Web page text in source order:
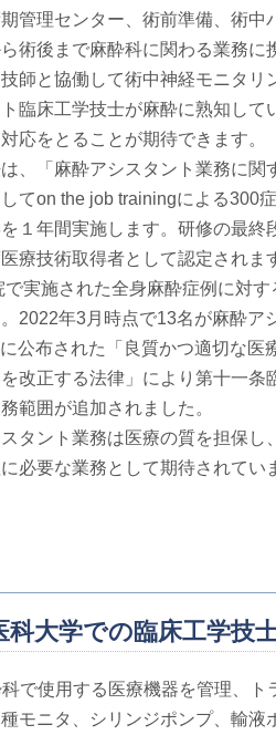
管理センター、術前準備、術
術後まで麻酔科に関わる業務に
師と協働して術中神経モニタリ
臨床工学技士が麻酔に熟知して
応をとることが期待できます。
、「麻酔アシスタント業務に
てon the job trainingによる300
１年間実施します。研修の最
療技術取得者として認定されま
実施された全身麻酔症例に対
2022年3月時点で13名が麻酔ア
公布された「良質かつ適切な
改正する法律」により第十一
範囲が追加されました。
タント業務は医療の質を担保
必要な業務として期待されてい
科大学での臨床工学技
で使用する医療機器を管理、ト
ニタ、シリンジポンプ、輸液